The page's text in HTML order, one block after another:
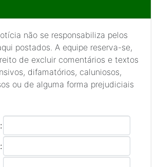
não se responsabiliza pelos
postados. A equipe reserva-se,
de excluir comentários e textos
difamatórios, caluniosos,
ou de alguma forma prejudiciais